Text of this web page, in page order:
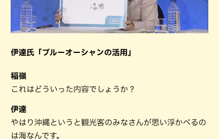
伊達氏「ブルーオーシャンの活用」
稲嶺
これはどういった内容でしょうか？
伊達
やはり沖縄というと観光客のみなさんが思い浮かべるの
は海なんです。